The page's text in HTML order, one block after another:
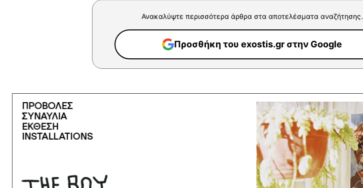
Ανακαλύψτε περισσότερα άρθρα στα αποτελέσματα αναζήτησης.
Προσθήκη του exostis.gr στην Google